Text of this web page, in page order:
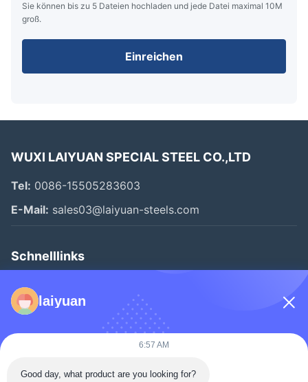
Sie können bis zu 5 Dateien hochladen und jede Datei maximal 10M
groß.
Einreichen
WUXI LAIYUAN SPECIAL STEEL CO.,LTD
Tel: 0086-15505283603
E-Mail: sales03@laiyuan-steels.com
Schnelllinks
Zu Hause
Produkte
Videos
laiyuan
6:57 AM
Good day, what product are you looking for?